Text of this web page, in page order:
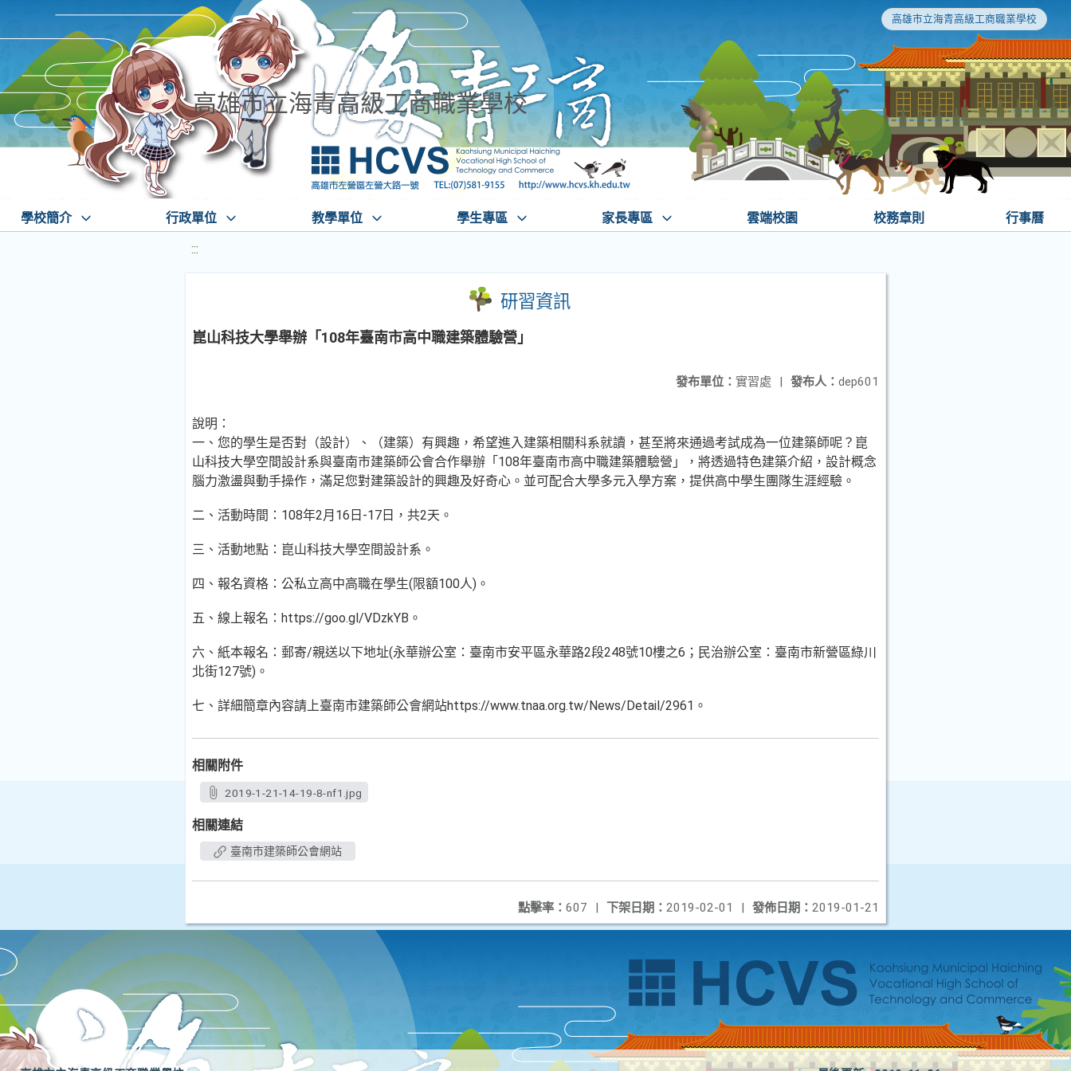
高雄市立海青高級工商職業學校
高雄市立海青高級工商職業學校
學校簡介 行政單位 教學單位 學生專區 家長專區 雲端校園 校務章則 行事曆
:::
研習資訊
崑山科技大學舉辦「108年臺南市高中職建築體驗營」
發布人： dep601
發布單位： 實習處 |
說明：
一、您的學生是否對（設計）、（建築）有興趣，希望進入建築相關科系就讀，甚至將來通過考試成為一位建築師呢？崑
山科技大學空間設計系與臺南市建築師公會合作舉辦「108年臺南市高中職建築體驗營」，將透過特色建築介紹，設計概念
腦力激盪與動手操作，滿足您對建築設計的興趣及好奇心。並可配合大學多元入學方案，提供高中學生團隊生涯經驗。
二、活動時間：108年2月16日-17日，共2天。
三、活動地點：崑山科技大學空間設計系。
四、報名資格：公私立高中高職在學生(限額100人)。
五、線上報名：https://goo.gl/VDzkYB。
六、紙本報名：郵寄/親送以下地址(永華辦公室：臺南市安平區永華路2段248號10樓之6；民治辦公室：臺南市新營區綠川
北街127號)。
七、詳細簡章內容請上臺南市建築師公會網站https://www.tnaa.org.tw/News/Detail/2961。
相關附件
2019-1-21-14-19-8-nf1.jpg
相關連結
臺南市建築師公會網站
發佈日期： 2019-01-21
下架日期： 2019-02-01 |
點擊率： 607 |